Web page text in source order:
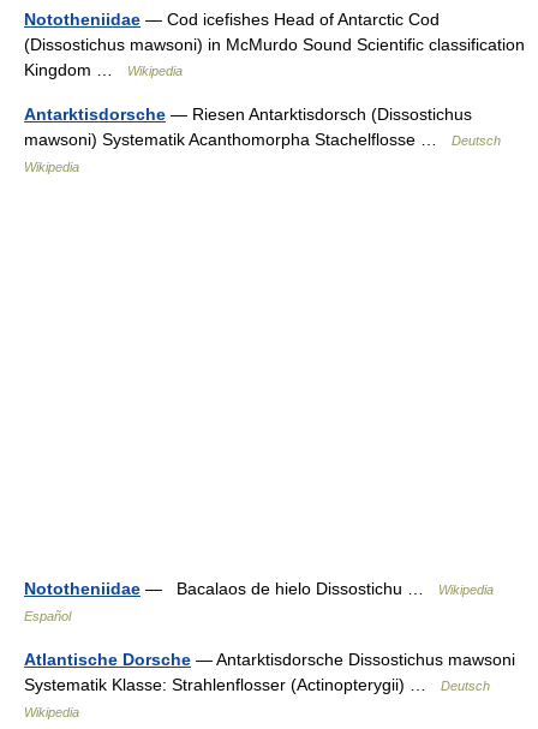
Nototheniidae — Cod icefishes Head of Antarctic Cod
(Dissostichus mawsoni) in McMurdo Sound Scientific classification
Kingdom …
Wikipedia
Antarktisdorsche — Riesen Antarktisdorsch (Dissostichus
mawsoni) Systematik Acanthomorpha Stachelflosse …
Deutsch
Wikipedia
Nototheniidae — Bacalaos de hielo Dissostichu …
Wikipedia
Español
Atlantische Dorsche — Antarktisdorsche Dissostichus mawsoni
Systematik Klasse: Strahlenflosser (Actinopterygii) …
Deutsch
Wikipedia